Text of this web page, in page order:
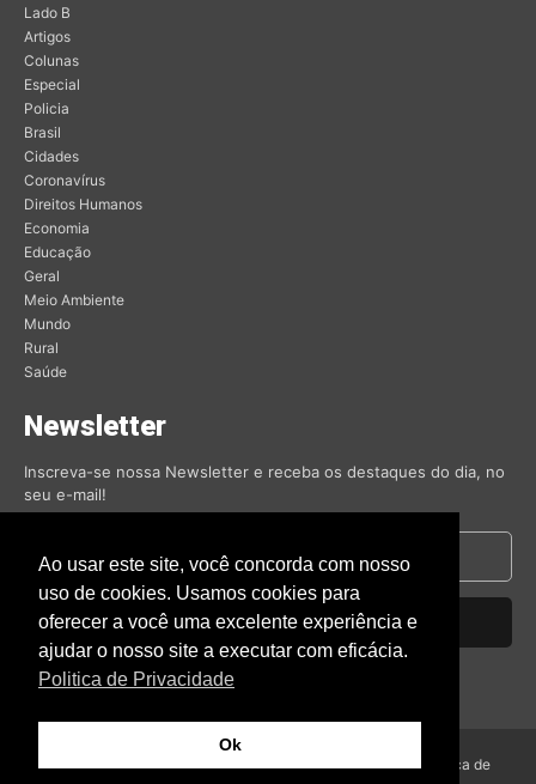
Lado B
Artigos
Colunas
Especial
Policia
Brasil
Cidades
Coronavírus
Direitos Humanos
Economia
Educação
Geral
Meio Ambiente
Mundo
Rural
Saúde
Newsletter
Inscreva-se nossa Newsletter e receba os destaques do dia, no
seu e-mail!
Inscrever-se
Nós respeitamos sua privacidade.
© Amambai Notícias 2009 - Todos os direitos reservados -Politica de
Ao usar este site, você concorda com nosso
uso de cookies. Usamos cookies para
oferecer a você uma excelente experiência e
ajudar o nosso site a executar com eficácia.
Politica de Privacidade
Ok